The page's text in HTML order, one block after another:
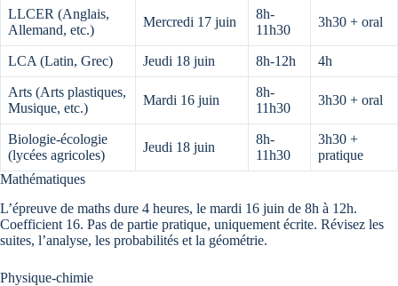
LLCER (Anglais,
Allemand, etc.)
Mercredi 17 juin
8h-
11h30
3h30 + oral
LCA (Latin, Grec) Jeudi 18 juin 8h-12h 4h
Arts (Arts plastiques,
Musique, etc.)
Mardi 16 juin
8h-
11h30
3h30 + oral
Biologie-écologie
(lycées agricoles)
Jeudi 18 juin
8h-
11h30
3h30 +
pratique
Mathématiques
L’épreuve de maths dure 4 heures, le mardi 16 juin de 8h à 12h.
Coefficient 16. Pas de partie pratique, uniquement écrite. Révisez les
suites, l’analyse, les probabilités et la géométrie.
Physique-chimie